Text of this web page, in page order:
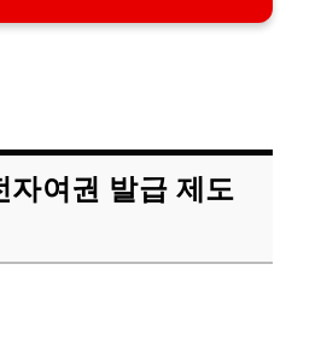
여권 발급 제도